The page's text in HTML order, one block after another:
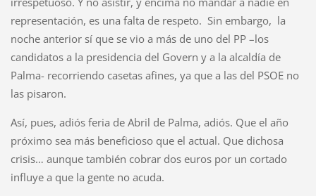
representación, es una falta de respeto. Sin embargo, la
noche anterior sí que se vio a más de uno del PP –los
candidatos a la presidencia del Govern y a la alcaldía de
Palma- recorriendo casetas afines, ya que a las del PSOE no
las pisaron.
Así, pues, adiós feria de Abril de Palma, adiós. Que el año
próximo sea más beneficioso que el actual. Que dichosa
crisis… aunque también cobrar dos euros por un cortado
influye a que la gente no acuda.